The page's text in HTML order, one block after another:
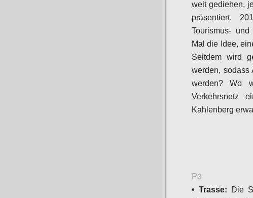
weit gediehen,
präsentiert.
Tourismus- und
Mal die Idee,
Seitdem wird
werden, sodass
werden? Wo
Verkehrsnetz
Kahlenberg
P3
• Trasse: Die